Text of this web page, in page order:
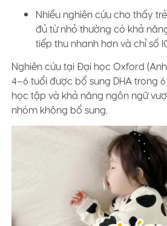
Nhiều nghiên cứu cho thấy
đủ từ nhỏ thường có khả
tiếp thu nhanh hơn và chỉ số
Nghiên cứu tại Đại học Oxford
4–6 tuổi được bổ sung DHA trong
học tập và khả năng ngôn ngữ
nhóm không bổ sung.